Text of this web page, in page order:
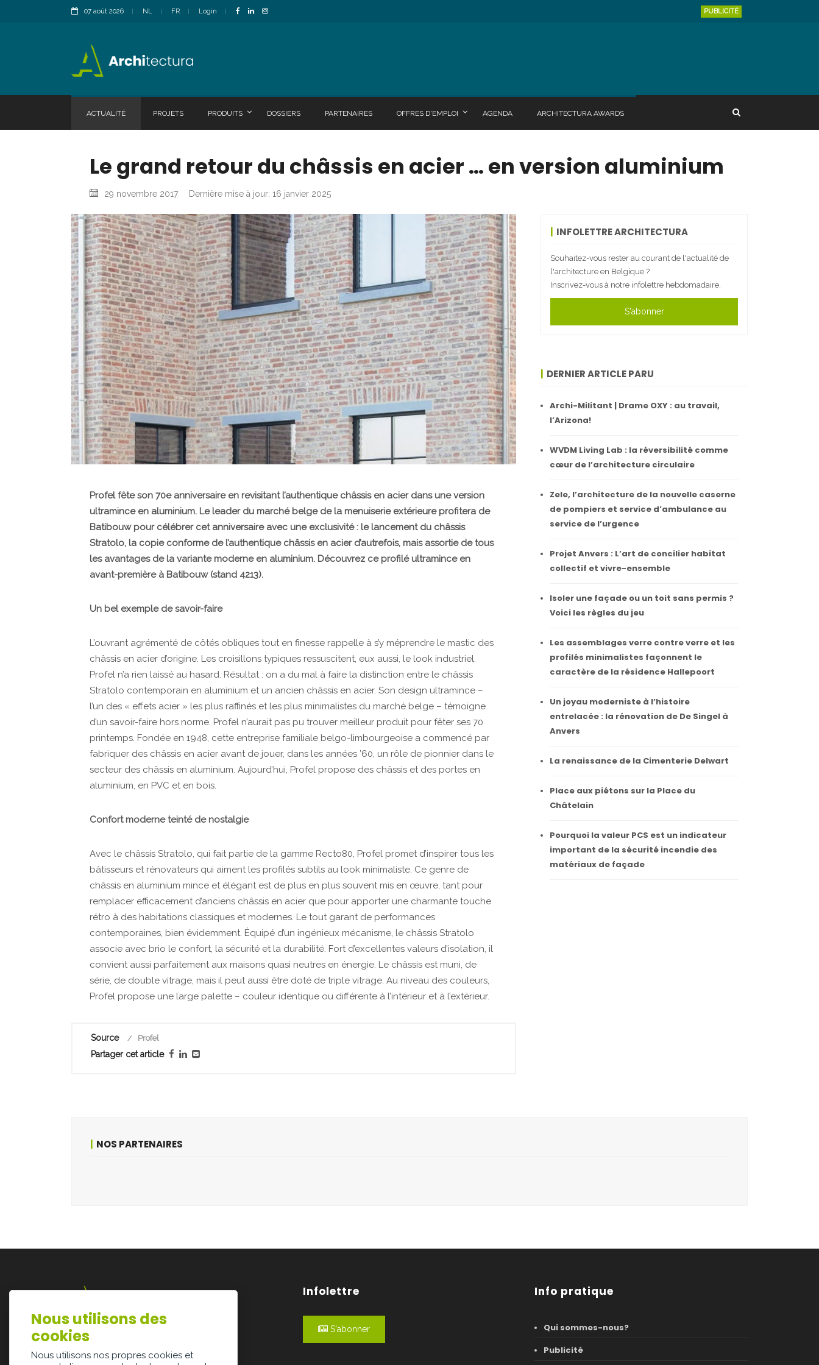
07 août 2026 NL FR Login PUBLICITÉ
ACTUALITÉ PROJETS PRODUITS DOSSIERS PARTENAIRES OFFRES D'EMPLOI AGENDA ARCHITECTURA AWARDS
Le grand retour du châssis en acier … en version aluminium
29 novembre 2017 Dernière mise à jour: 16 janvier 2025
Profel fête son 70e anniversaire en revisitant l’authentique châssis en acier dans une version
ultramince en aluminium. Le leader du marché belge de la menuiserie extérieure profitera de
Batibouw pour célébrer cet anniversaire avec une exclusivité : le lancement du châssis
Stratolo, la copie conforme de l’authentique châssis en acier d’autrefois, mais assortie de tous
les avantages de la variante moderne en aluminium. Découvrez ce profilé ultramince en
avant-première à Batibouw (stand 4213).
Un bel exemple de savoir-faire
L’ouvrant agrémenté de côtés obliques tout en finesse rappelle à s’y méprendre le mastic des
châssis en acier d’origine. Les croisillons typiques ressuscitent, eux aussi, le look industriel.
Profel n’a rien laissé au hasard. Résultat : on a du mal à faire la distinction entre le châssis
Stratolo contemporain en aluminium et un ancien châssis en acier. Son design ultramince –
l’un des « effets acier » les plus raffinés et les plus minimalistes du marché belge – témoigne
d’un savoir-faire hors norme. Profel n’aurait pas pu trouver meilleur produit pour fêter ses 70
printemps. Fondée en 1948, cette entreprise familiale belgo-limbourgeoise a commencé par
fabriquer des châssis en acier avant de jouer, dans les années ’60, un rôle de pionnier dans le
secteur des châssis en aluminium. Aujourd’hui, Profel propose des châssis et des portes en
aluminium, en PVC et en bois.
Confort moderne teinté de nostalgie
Avec le châssis Stratolo, qui fait partie de la gamme Recto80, Profel promet d’inspirer tous les
bâtisseurs et rénovateurs qui aiment les profilés subtils au look minimaliste. Ce genre de
châssis en aluminium mince et élégant est de plus en plus souvent mis en œuvre, tant pour
remplacer efficacement d’anciens châssis en acier que pour apporter une charmante touche
rétro à des habitations classiques et modernes. Le tout garant de performances
contemporaines, bien évidemment. Équipé d’un ingénieux mécanisme, le châssis Stratolo
associe avec brio le confort, la sécurité et la durabilité. Fort d’excellentes valeurs d’isolation, il
convient aussi parfaitement aux maisons quasi neutres en énergie. Le châssis est muni, de
série, de double vitrage, mais il peut aussi être doté de triple vitrage. Au niveau des couleurs,
Profel propose une large palette – couleur identique ou différente à l’intérieur et à l’extérieur.
Source Profel
Partager cet article
INFOLETTRE ARCHITECTURA
Souhaitez-vous rester au courant de l'actualité de
l'architecture en Belgique ?
Inscrivez-vous à notre infolettre hebdomadaire.
S'abonner
DERNIER ARTICLE PARU
Archi-Militant | Drame OXY : au travail,
l’Arizona!
WVDM Living Lab : la réversibilité comme
cœur de l’architecture circulaire
Zele, l’architecture de la nouvelle caserne
de pompiers et service d’ambulance au
service de l’urgence
Projet Anvers : L’art de concilier habitat
collectif et vivre-ensemble
Isoler une façade ou un toit sans permis ?
Voici les règles du jeu
Les assemblages verre contre verre et les
profilés minimalistes façonnent le
caractère de la résidence Hallepoort
Un joyau moderniste à l’histoire
entrelacée : la rénovation de De Singel à
Anvers
La renaissance de la Cimenterie Delwart
Place aux piétons sur la Place du
Châtelain
Pourquoi la valeur PCS est un indicateur
important de la sécurité incendie des
matériaux de façade
NOS PARTENAIRES
Lazarijstraat 168
3500 Hasselt
Infolettre
S'abonner
Info pratique
Qui sommes-nous?
Publicité
Nous utilisons des
cookies
Nous utilisons nos propres cookies et